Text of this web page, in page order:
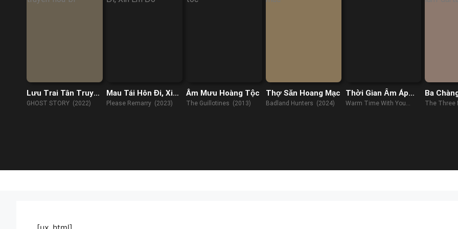
Lưu Trai Tân Truyện
– Họa Bì
GHOST STORY (2022)
Mau Tái Hôn Đi, Xin
Em Đó
Please Remarry (2023)
Âm Mưu Hoàng Tộc
The Guillotines (2013)
Thợ Săn Hoang Mạc
Badland Hunters (2024)
Thời Gian Ấm Áp
Bên Em
Warm Time With You
Ba
Lâm:
The Three